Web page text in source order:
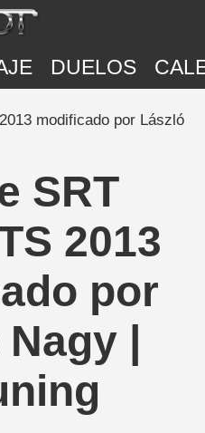
DUELOS
modificado por László
SRT
2013
por
|